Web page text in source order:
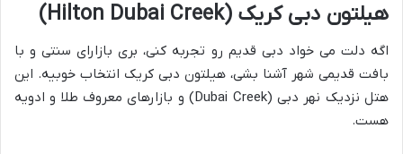
هیلتون دبی کریک (Hilton Dubai Creek)
اگه دلت می خواد دبی قدیم رو تجربه کنی، بری بازارای سنتی و با
بافت قدیمی شهر آشنا بشی، هیلتون دبی کریک انتخاب خوبیه. این
هتل نزدیک نهر دبی (Dubai Creek) و بازارهای معروف طلا و ادویه
هست.